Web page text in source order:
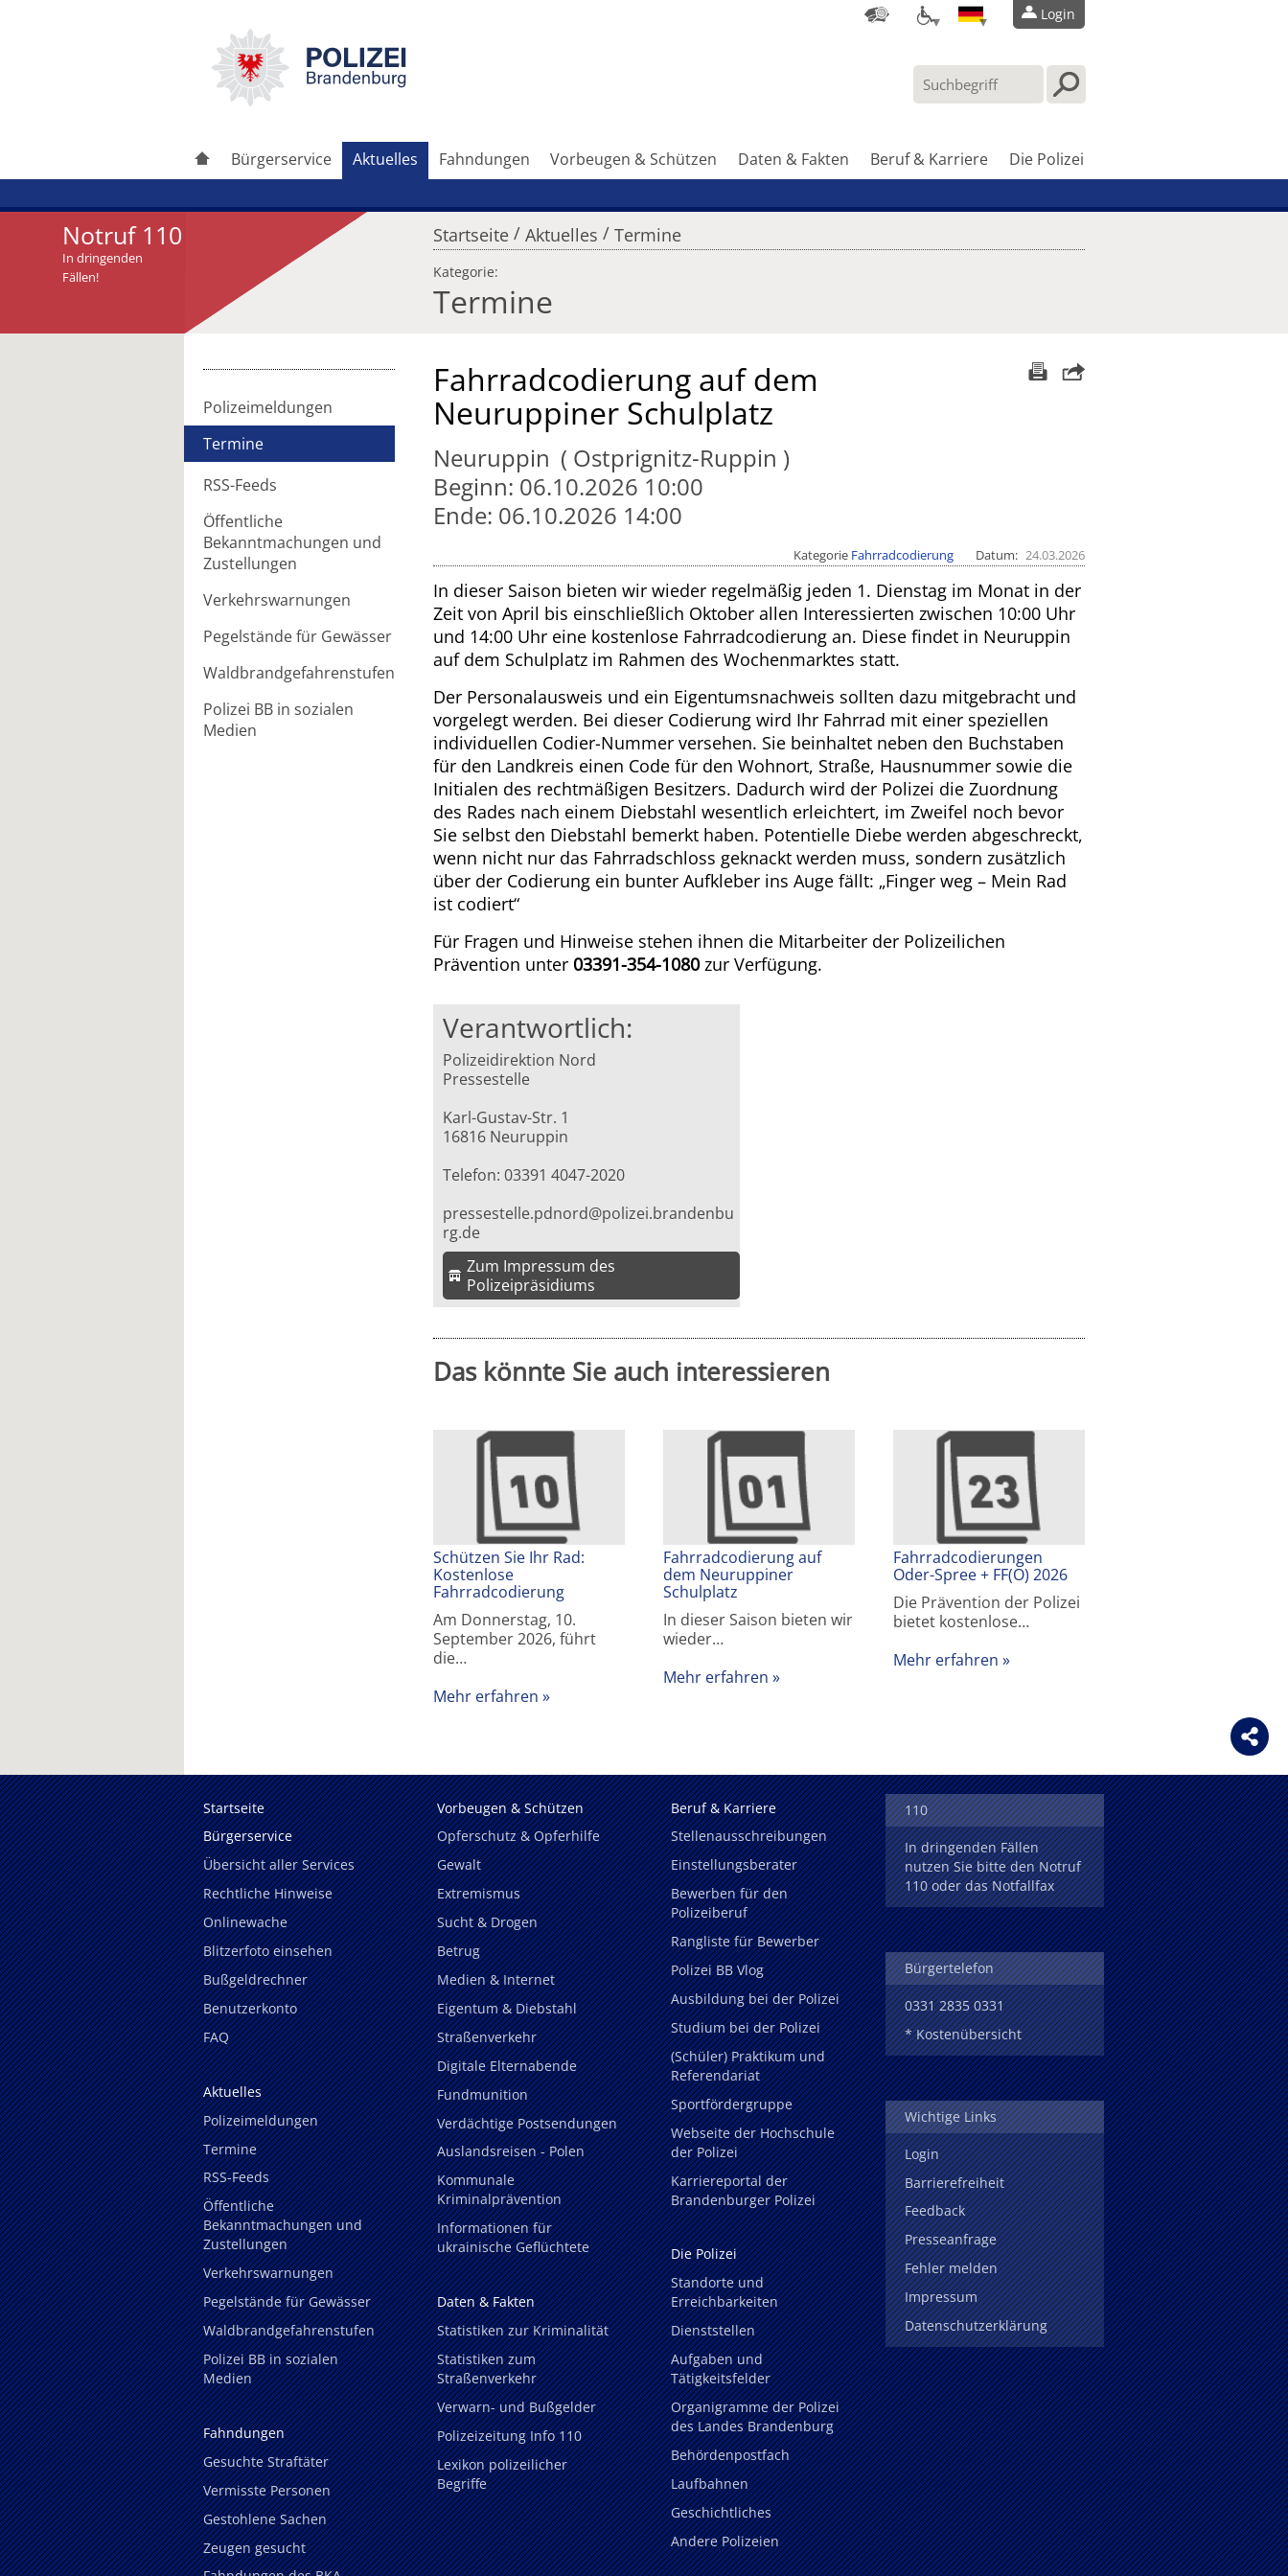
Login
Bürgerservice Aktuelles Fahndungen Vorbeugen & Schützen Daten & Fakten Beruf & Karriere Die Polizei
Notruf 110
In dringenden
Fällen!
Startseite / Aktuelles / Termine
Kategorie:
Termine
Polizeimeldungen
Termine
RSS-Feeds
Öffentliche
Bekanntmachungen und
Zustellungen
Verkehrswarnungen
Pegelstände für Gewässer
Waldbrandgefahrenstufen
Polizei BB in sozialen
Medien
Artikel weiterleiten
Fahrradcodierung auf dem
Neuruppiner Schulplatz
Neuruppin
Ostprignitz-Ruppin
Beginn: 06.10.2026 10:00
Ende: 06.10.2026 14:00
Kategorie Fahrradcodierung Datum 24.03.2026
In dieser Saison bieten wir wieder regelmäßig jeden 1. Dienstag im Monat in der
Zeit von April bis einschließlich Oktober allen Interessierten zwischen 10:00 Uhr
und 14:00 Uhr eine kostenlose Fahrradcodierung an. Diese findet in Neuruppin
auf dem Schulplatz im Rahmen des Wochenmarktes statt.
Der Personalausweis und ein Eigentumsnachweis sollten dazu mitgebracht und
vorgelegt werden. Bei dieser Codierung wird Ihr Fahrrad mit einer speziellen
individuellen Codier-Nummer versehen. Sie beinhaltet neben den Buchstaben
für den Landkreis einen Code für den Wohnort, Straße, Hausnummer sowie die
Initialen des rechtmäßigen Besitzers. Dadurch wird der Polizei die Zuordnung
des Rades nach einem Diebstahl wesentlich erleichtert, im Zweifel noch bevor
Sie selbst den Diebstahl bemerkt haben. Potentielle Diebe werden abgeschreckt,
wenn nicht nur das Fahrradschloss geknackt werden muss, sondern zusätzlich
über der Codierung ein bunter Aufkleber ins Auge fällt: „Finger weg – Mein Rad
ist codiert“
Für Fragen und Hinweise stehen ihnen die Mitarbeiter der Polizeilichen
Prävention unter 03391-354-1080zur Verfügung.
Verantwortlich:
Polizeidirektion Nord
Pressestelle
Karl-Gustav-Str. 1
16816 Neuruppin
Telefon: 03391 4047-2020
pressestelle.pdnord@polizei.brandenbu
rg.de
Zum Impressum des
Polizeipräsidiums
Das könnte Sie auch interessieren
Schützen Sie Ihr Rad:
Kostenlose
Fahrradcodierung
Am Donnerstag, 10.
September 2026, führt
die…
Mehr erfahren
Fahrradcodierung auf
dem Neuruppiner
Schulplatz
In dieser Saison bieten wir
wieder…
Mehr erfahren
Fahrradcodierungen
Oder-Spree + FF(O) 2026
Die Prävention der Polizei
bietet kostenlose…
Mehr erfahren
Startseite
Bürgerservice
Übersicht aller Services
Rechtliche Hinweise
Onlinewache
Blitzerfoto einsehen
Bußgeldrechner
Benutzerkonto
FAQ
Aktuelles
Polizeimeldungen
Termine
RSS-Feeds
Öffentliche
Bekanntmachungen und
Zustellungen
Verkehrswarnungen
Pegelstände für Gewässer
Waldbrandgefahrenstufen
Polizei BB in sozialen
Medien
Fahndungen
Gesuchte Straftäter
Vermisste Personen
Gestohlene Sachen
Zeugen gesucht
Vorbeugen & Schützen
Opferschutz & Opferhilfe
Gewalt
Extremismus
Sucht & Drogen
Betrug
Medien & Internet
Eigentum & Diebstahl
Straßenverkehr
Digitale Elternabende
Fundmunition
Verdächtige Postsendungen
Auslandsreisen - Polen
Kommunale
Kriminalprävention
Informationen für
ukrainische Geflüchtete
Daten & Fakten
Statistiken zur Kriminalität
Statistiken zum
Straßenverkehr
Verwarn- und Bußgelder
Polizeizeitung Info 110
Lexikon polizeilicher
Begriffe
Beruf & Karriere
Stellenausschreibungen
Einstellungsberater
Bewerben für den
Polizeiberuf
Rangliste für Bewerber
Polizei BB Vlog
Ausbildung bei der Polizei
Studium bei der Polizei
(Schüler) Praktikum und
Referendariat
Sportfördergruppe
Webseite der Hochschule
der Polizei
Karriereportal der
Brandenburger Polizei
Die Polizei
Standorte und
Erreichbarkeiten
Dienststellen
Aufgaben und
Tätigkeitsfelder
Organigramme der Polizei
des Landes Brandenburg
Behördenpostfach
Laufbahnen
Geschichtliches
Andere Polizeien
110
In dringenden Fällen
nutzen Sie bitte den Notruf
110 oder das Notfallfax
Bürgertelefon
0331 2835 0331
* Kostenübersicht
Wichtige Links
Login
Barrierefreiheit
Feedback
Presseanfrage
Fehler melden
Impressum
Datenschutzerklärung